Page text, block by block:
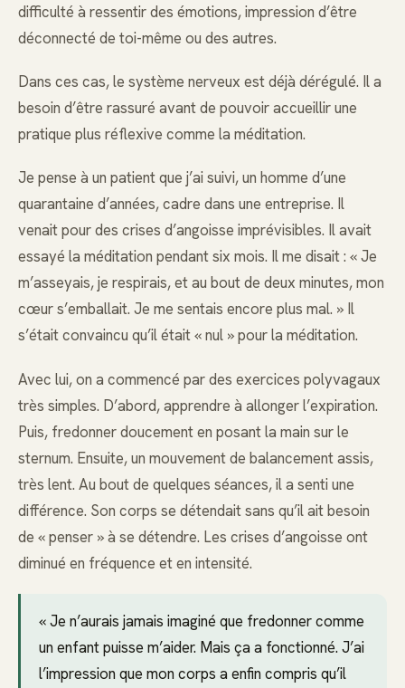
difficulté à ressentir des émotions, impression d’être
déconnecté de toi-même ou des autres.
Dans ces cas, le système nerveux est déjà dérégulé. Il a
besoin d’être rassuré avant de pouvoir accueillir une
pratique plus réflexive comme la méditation.
Je pense à un patient que j’ai suivi, un homme d’une
quarantaine d’années, cadre dans une entreprise. Il
venait pour des crises d’angoisse imprévisibles. Il avait
essayé la méditation pendant six mois. Il me disait : « Je
m’asseyais, je respirais, et au bout de deux minutes, mon
cœur s’emballait. Je me sentais encore plus mal. » Il
s’était convaincu qu’il était « nul » pour la méditation.
Avec lui, on a commencé par des exercices polyvagaux
très simples. D’abord, apprendre à allonger l’expiration.
Puis, fredonner doucement en posant la main sur le
sternum. Ensuite, un mouvement de balancement assis,
très lent. Au bout de quelques séances, il a senti une
différence. Son corps se détendait sans qu’il ait besoin
de « penser » à se détendre. Les crises d’angoisse ont
diminué en fréquence et en intensité.
« Je n’aurais jamais imaginé que fredonner comme
un enfant puisse m’aider. Mais ça a fonctionné. J’ai
l’impression que mon corps a enfin compris qu’il